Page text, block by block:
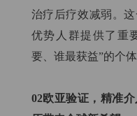
治疗后疗效减弱。
优势人群提供了重
要、谁最获益”的个
02欧亚验证，精准